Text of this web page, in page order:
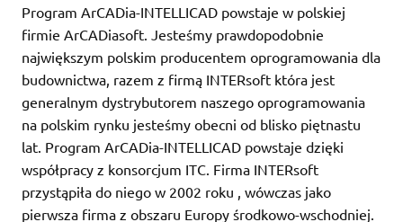
Program ArCADia-INTELLICAD powstaje w polskiej
firmie ArCADiasoft. Jesteśmy prawdopodobnie
największym polskim producentem oprogramowania dla
budownictwa, razem z firmą INTERsoft która jest
generalnym dystrybutorem naszego oprogramowania
na polskim rynku jesteśmy obecni od blisko piętnastu
lat. Program ArCADia-INTELLICAD powstaje dzięki
współpracy z konsorcjum ITC. Firma INTERsoft
przystąpiła do niego w 2002 roku , wówczas jako
pierwsza firma z obszaru Europy środkowo-wschodniej.